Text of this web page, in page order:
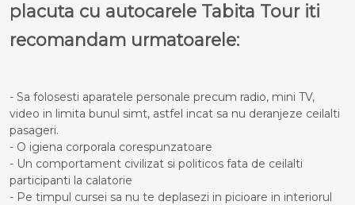
placuta cu autocarele Tabita Tour iti
recomandam urmatoarele:
- Sa folosesti aparatele personale precum radio, mini TV,
video in limita bunul simt, astfel incat sa nu deranjeze ceilalti
pasageri.
- O igiena corporala corespunzatoare
- Un comportament civilizat si politicos fata de ceilalti
participanti la calatorie
- Pe timpul cursei sa nu te deplasezi in picioare in interiorul